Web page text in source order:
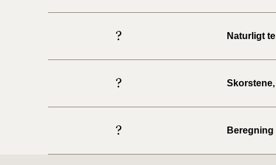
? Naturligt
?
? Beregning